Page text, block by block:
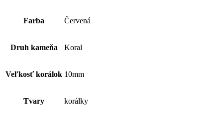
Farba Červená
Druh kameňa Koral
Veľkosť korálok 10mm
Tvary korálky